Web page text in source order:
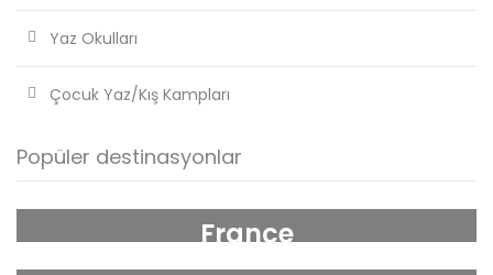
Yaz Okulları
Çocuk Yaz/Kış Kampları
Popüler destinasyonlar
France